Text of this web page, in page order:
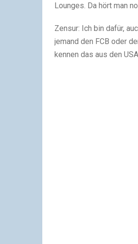
Lounges. Da hört man
Zensur: Ich bin dafür,
jemand den FCB oder
kennen das aus den